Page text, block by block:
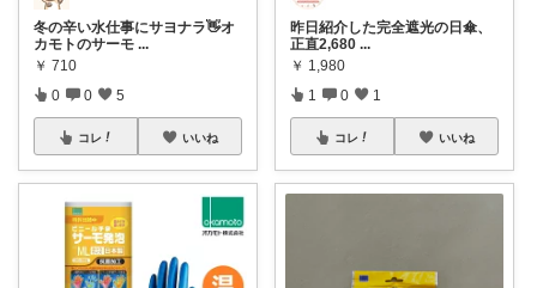
冬の辛い水仕事にサヨナラ👋オ
カモトのサーモ ...
￥ 710
0 0 5
コレ いいね
昨日紹介した完全遮光の日傘、
正直2,680 ...
￥ 1,980
1 0 1
コレ いいね